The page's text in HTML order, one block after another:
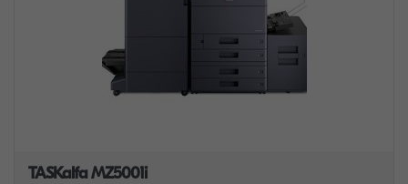
TASKalfa MZ5001i